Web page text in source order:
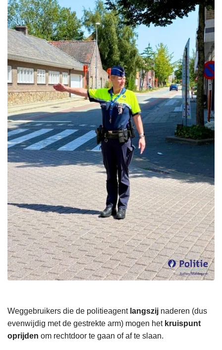
Weggebruikers die de politieagent langszij naderen (dus
evenwijdig met de gestrekte arm) mogen het kruispunt
oprijden om rechtdoor te gaan of af te slaan.